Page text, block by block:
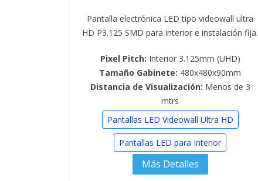
Pantalla electrónica LED tipo videowall ultra
HD P3.125 SMD para interior e instalación fija.
Pixel Pitch: Interior 3.125mm (UHD)
Tamaño Gabinete: 480x480x90mm
Distancia de Visualización: Menos de 3
mtrs
Pantallas LED Videowall Ultra HD
Pantallas LED para Interior
Más Detalles